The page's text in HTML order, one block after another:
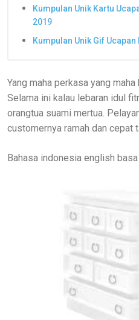
Kumpulan Unik Kartu
2019
Kumpulan Unik Gif
Yang maha perkasa yang maha
Selama ini kalau lebaran idul
orangtua suami mertua.
customernya ramah dan cepat
Bahasa indonesia english basa